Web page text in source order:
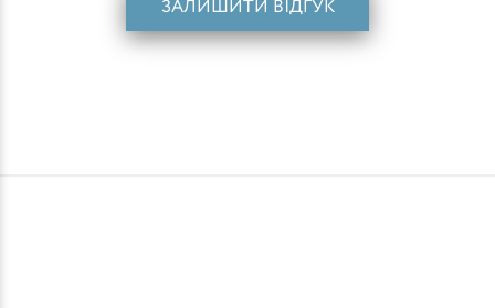
ЗАЛИШИТИ ВІДГУК